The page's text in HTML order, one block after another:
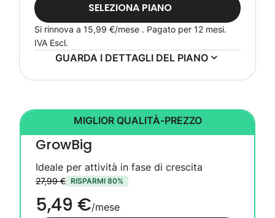
SELEZIONA PIANO
Si rinnova a 15,99 €/mese . Pagato per 12 mesi.
IVA Escl.
GUARDA I DETTAGLI DEL PIANO
MIGLIOR QUALITÀ-PREZZO
GrowBig
Ideale per attività in fase di crescita
27,99 € RISPARMI 80%
5,49 €/mese